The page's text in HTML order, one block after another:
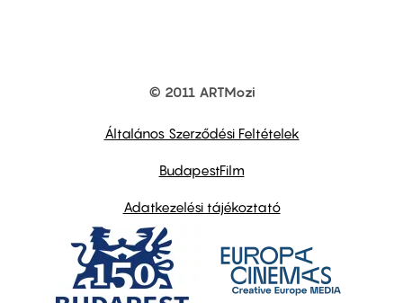
© 2011 ARTMozi
Általános Szerződési Feltételek
BudapestFilm
Adatkezelési tájékoztató